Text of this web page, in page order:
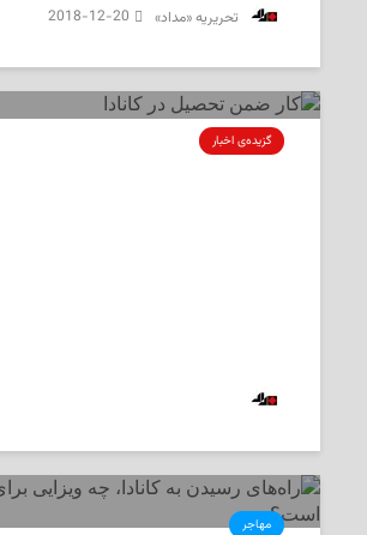
‌ تحریریه «مداد» 2018-12-20
گزیده‌ی‌ اخبار
مهاجر